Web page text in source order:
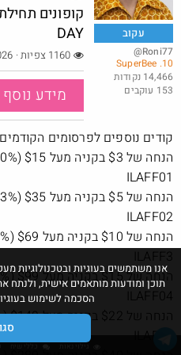
קספ: כיסוי תרמי למניעת התחממות
₪20.0
אנו משתמשים בעוגיות ובטכנולוגיות
תוכן ומודעות מותאמים אישית,
הסכמה לשימוש
עקוב
@Roni77
10. SuperBee
14,466 נקודות
153 עוקבים
DAY
מידע נוסף
קודים נוספים לפרסומים
ILAFF01
ILAFF02
ILAFF3
ILAFF04
ILAFF5